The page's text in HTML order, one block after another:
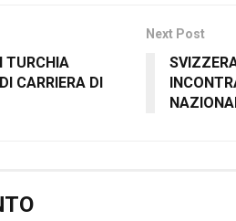
TURCHIA
CARRIERA DI
Next Post